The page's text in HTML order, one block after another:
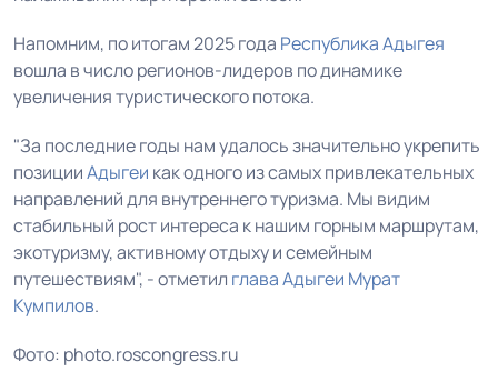
Напомним, по итогам 2025 года Республика Адыгея
вошла в число регионов-лидеров по динамике
увеличения туристического потока.
"За последние годы нам удалось значительно укрепить
позицииАдыгеи как одного из самых привлекательных
направлений для внутреннего туризма. Мы видим
стабильный рост интереса к нашим горным маршрутам,
экотуризму, активному отдыху и семейным
путешествиям", - отметил глава Адыгеи Мурат
Кумпилов.
Фото: photo.roscongress.ru